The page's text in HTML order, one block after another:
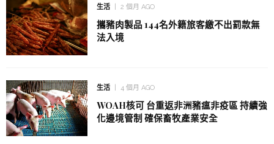
生活 2 個月 AGO
攜豬肉製品 144名外籍旅客繳不出罰款無
法入境
生活 4 個月 AGO
WOAH核可 台重返非洲豬瘟非疫區 持續強
化邊境管制 確保畜牧產業安全